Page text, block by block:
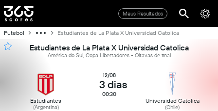
Meus Resultados
Futebol Estudiantes de La Plata X Universidad Catolica
Estudiantes de La Plata X Universidad Catolica
América do Sul, Copa Libertadores - Oitavas de final
Estudiantes
(Argentina)
12/08
3 dias
00:30
Universidad Catolica
(Chile)